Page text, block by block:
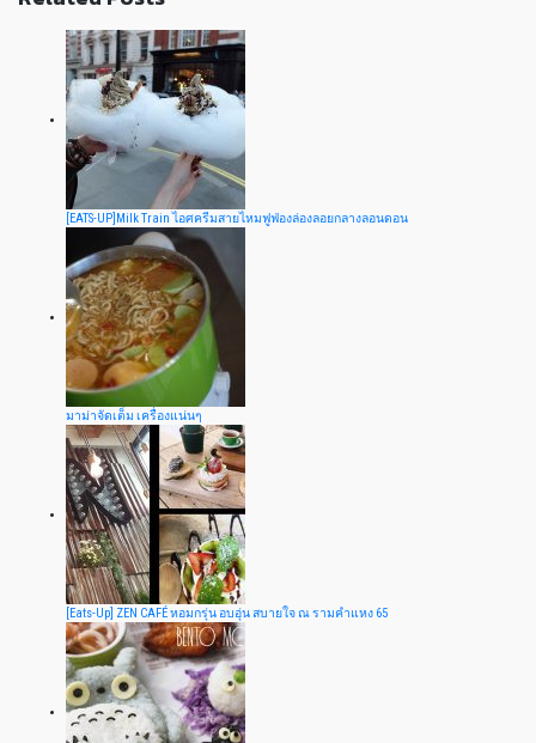
[EATS-UP]Milk Train ไอศครีมสายไหมฟูฟ่องล่องลอยกลางลอนดอน
มาม่าจัดเต็ม เครื่องแน่นๆ
[Eats-Up] ZEN CAFÉ หอมกรุ่น อบอุ่น สบายใจ ณ รามคำแหง 65